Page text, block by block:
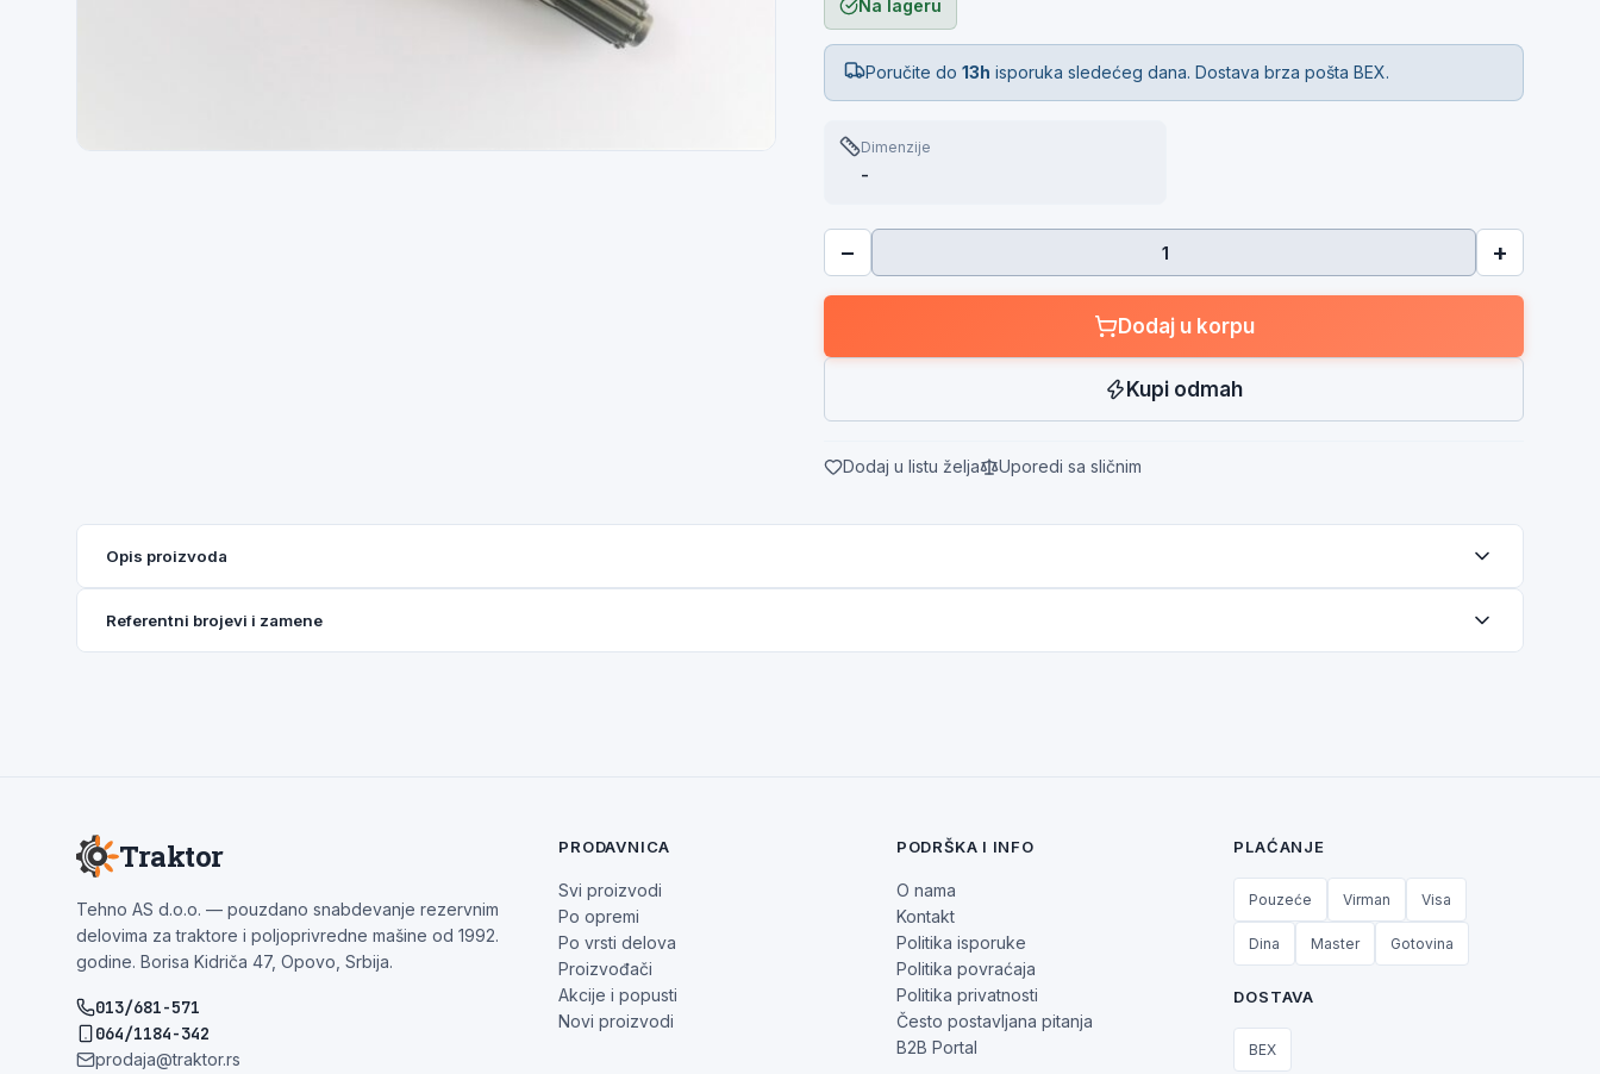
Na lageru
Poručite do 13h isporuka sledećeg dana. Dostava brza pošta BEX.
Dimenzije
-
− +
Dodaj u korpu
Kupi odmah
Dodaj u listu želja Uporedi sa sličnim
Opis proizvoda
Referentni brojevi i zamene
Traktor
Tehno AS d.o.o. — pouzdano snabdevanje rezervnim
delovima za traktore i poljoprivredne mašine od 1992.
godine. Borisa Kidriča 47, Opovo, Srbija.
013/681-571
064/1184-342
prodaja@traktor.rs
PRODAVNICA
Svi proizvodi
Po opremi
Po vrsti delova
Proizvođači
Akcije i popusti
Novi proizvodi
PODRŠKA I INFO
O nama
Kontakt
Politika isporuke
Politika povraćaja
Politika privatnosti
Često postavljana pitanja
B2B Portal
PLAĆANJE
Pouzeće Virman Visa
Dina Master Gotovina
DOSTAVA
BEX